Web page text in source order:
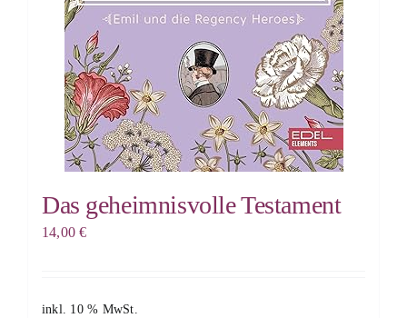
Das geheimnisvolle Testament
14,00€
inkl. 10 % MwSt.